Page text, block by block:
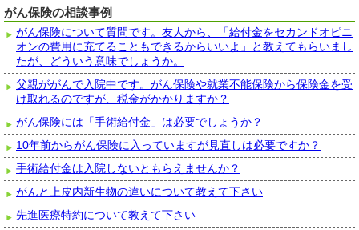
がん保険の相談事例
がん保険について質問です。友人から、「給付金をセカンドオピニ
オンの費用に充てることもできるからいいよ」と教えてもらいまし
たが、どういう意味でしょうか。
父親ががんで入院中です。がん保険や就業不能保険から保険金を受
け取れるのですが、税金がかかりますか？
がん保険には「手術給付金」は必要でしょうか？
10年前からがん保険に入っていますが見直しは必要ですか？
手術給付金は入院しないともらえませんか？
がんと上皮内新生物の違いについて教えて下さい
先進医療特約について教えて下さい